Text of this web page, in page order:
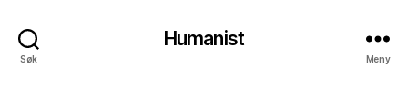
Søk
Humanist
Meny